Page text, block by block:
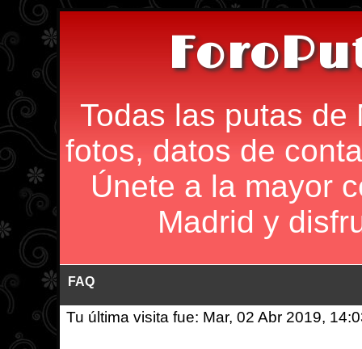
Todas las putas de
fotos, datos de
Únete a la mayor
Madrid y
FAQ
Tu última visita fue: Mar, 02 Abr 2019,